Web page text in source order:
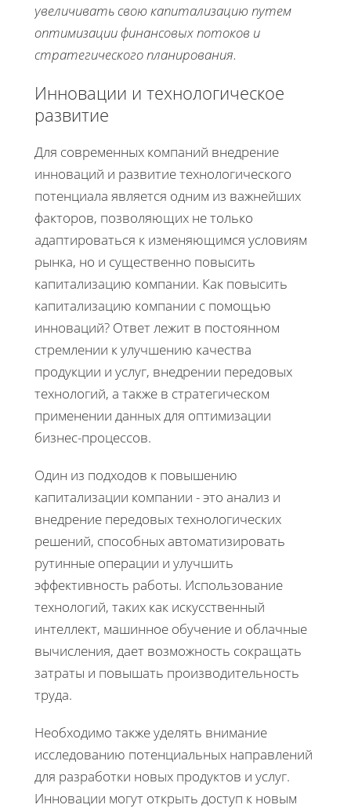
увеличивать свою капитализацию путем
оптимизации финансовых потоков и
стратегического планирования.
Инновации и технологическое
развитие
Для современных компаний внедрение
инноваций и развитие технологического
потенциала является одним из важнейших
факторов, позволяющих не только
адаптироваться к изменяющимся условиям
рынка, но и существенно повысить
капитализацию компании. Как повысить
капитализацию компании с помощью
инноваций? Ответ лежит в постоянном
стремлении к улучшению качества
продукции и услуг, внедрении передовых
технологий, а также в стратегическом
применении данных для оптимизации
бизнес-процессов.
Один из подходов к повышению
капитализации компании - это анализ и
внедрение передовых технологических
решений, способных автоматизировать
рутинные операции и улучшить
эффективность работы. Использование
технологий, таких как искусственный
интеллект, машинное обучение и облачные
вычисления, дает возможность сокращать
затраты и повышать производительность
труда.
Необходимо также уделять внимание
исследованию потенциальных направлений
для разработки новых продуктов и услуг.
Инновации могут открыть доступ к новым